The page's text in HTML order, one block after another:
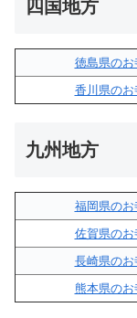
四国地方
徳島県のお
香川県のお
九州地方
福岡県のお
佐賀県のお
長崎県のお
熊本県のお